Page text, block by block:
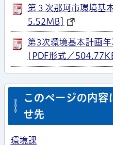
第３次那珂市環境基
5.52MB]
第3次環境基本計画年
[PDF形式／
このページの内容
せ先
環境課